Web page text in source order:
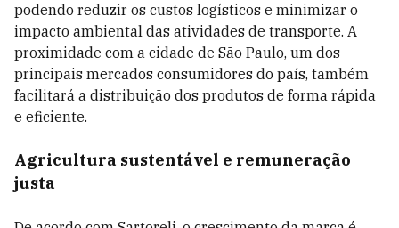
podendo reduzir os custos logísticos e minimizar o
impacto ambiental das atividades de transporte. A
proximidade com a cidade de São Paulo, um dos
principais mercados consumidores do país, também
facilitará a distribuição dos produtos de forma rápida
e eficiente.
Agricultura sustentável e remuneração
justa